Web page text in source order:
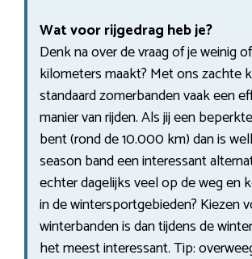
Wat voor rijgedrag heb je?
Denk na over de vraag of je weinig
kilometers maakt? Met ons zachte
standaard zomerbanden vaak een
manier van rijden. Als jij een
bent (rond de 10.000 km) dan is
season band een interessant
echter dagelijks veel op de weg en
in de wintersportgebieden? Kiezen
winterbanden is dan tijdens de
het meest interessant. Tip: